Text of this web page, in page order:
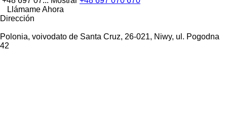
Llámame Ahora
Dirección
Polonia, voivodato de Santa Cruz, 26-021, Niwy, ul. Pogodna
42